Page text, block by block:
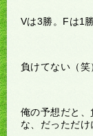
Vは3勝。Fは1
負けてない（笑
俺の予想だと、
な、だっただけ